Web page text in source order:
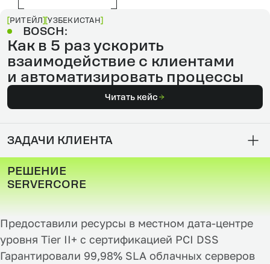
РИТЕЙЛ УЗБЕКИСТАН
BOSCH:
Как в 5 раз ускорить
взаимодействие с клиентами
и автоматизировать процессы
Читать кейс
ЗАДАЧИ КЛИЕНТА
РЕШЕНИЕ
SERVERCORE
Предоставили ресурсы в местном дата-центре
уровня Tier II+ c сертификацией PCI DSS
Гарантировали 99,98% SLA облачных серверов